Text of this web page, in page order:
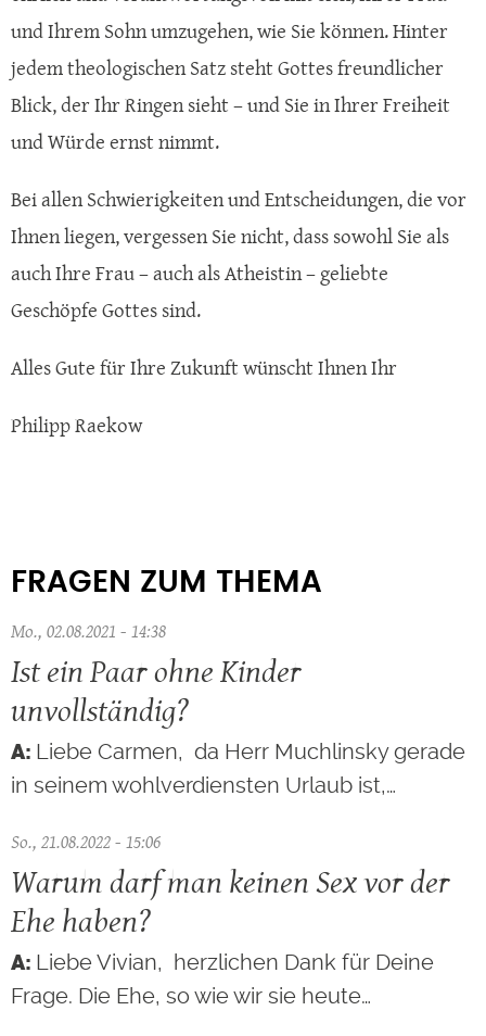
und Ihrem Sohn umzugehen, wie Sie können. Hinter
jedem theologischen Satz steht Gottes freundlicher
Blick, der Ihr Ringen sieht – und Sie in Ihrer Freiheit
und Würde ernst nimmt.
Bei allen Schwierigkeiten und Entscheidungen, die vor
Ihnen liegen, vergessen Sie nicht, dass sowohl Sie als
auch Ihre Frau – auch als Atheistin – geliebte
Geschöpfe Gottes sind.
Alles Gute für Ihre Zukunft wünscht Ihnen Ihr
Philipp Raekow
FRAGEN ZUM THEMA
Mo., 02.08.2021 - 14:38
Ist ein Paar ohne Kinder
unvollständig?
Liebe Carmen, da Herr Muchlinsky gerade
in seinem wohlverdiensten Urlaub ist,…
So., 21.08.2022 - 15:06
Warum darf man keinen Sex vor der
Ehe haben?
Liebe Vivian, herzlichen Dank für Deine
Frage. Die Ehe, so wie wir sie heute…